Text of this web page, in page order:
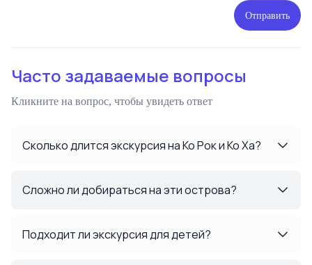
Отправить
Часто задаваемые вопросы
Кликните на вопрос, чтобы увидеть ответ
Сколько длится экскурсия на Ко Рок и Ко Ха?
Сложно ли добираться на эти острова?
Подходит ли экскурсия для детей?